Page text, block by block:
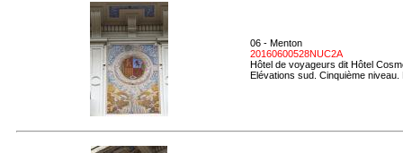
06 - Menton
20160600528NUC2A
Hôtel de voyageurs dit Hôtel
Elévations sud. Cinquième